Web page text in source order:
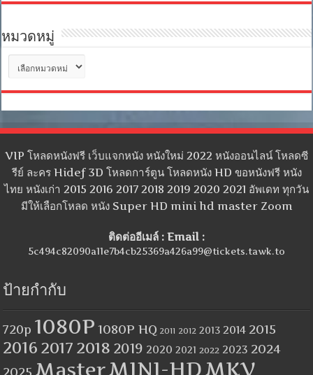
หมวดหมู่
หมู่
VIP โหลดหนังฟรี เว็บแจกหนัง หนังใหม่ 2022 หนังออนไลน์ โหลดซี
รีย์ ละคร Hidef 3D โหลดการ์ตูน โหลดหนัง HD ขอหนังฟรี หนัง
ไทย หนังเก่า 2015 2016 2017 2018 2019 2020 2021 อัพเดท ทุกวัน
มีให้เลือกโหลด หนัง Super HD mini hd master Zoom
ติดต่ออีเมล์ : Email :
5c494c82090a11e7b4cb25369a426a99@tickets.tawk.to
ป้ายกำกับ
720p 1080P 1080P HQ 2011 2012 2013 2014 2015
2016 2017 2018 2019 2020 2021 2022 2023 2024
2025 MasterMINI-HDMKV